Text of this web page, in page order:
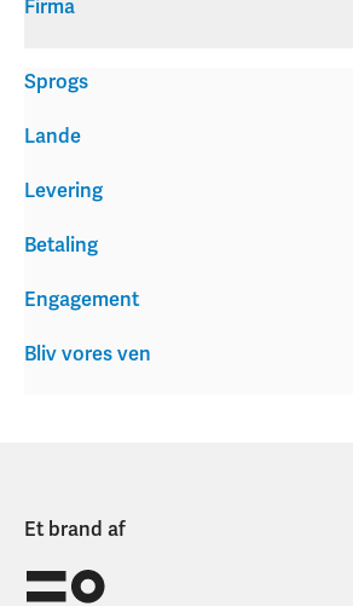
Firma
Levering
Betaling
Engagement
Bliv vores ven
Sprogs
Lande
Et brand af